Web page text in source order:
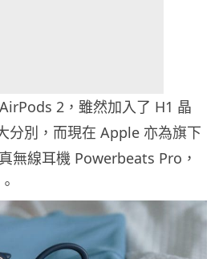
2，雖然加入了 H1 晶
分別，而現在 Apple 亦為旗下
無線耳機 Powerbeats Pro，